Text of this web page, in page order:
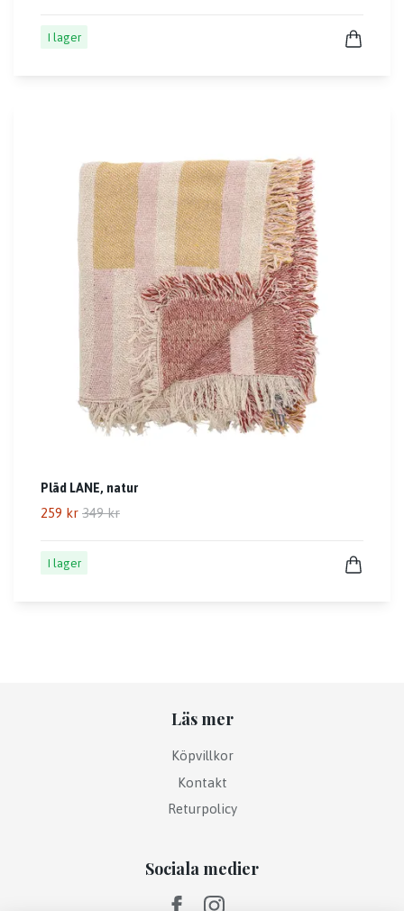
I lager
Pläd LANE, natur
259 kr 349 kr
I lager
Läs mer
Köpvillkor
Kontakt
Returpolicy
Sociala medier